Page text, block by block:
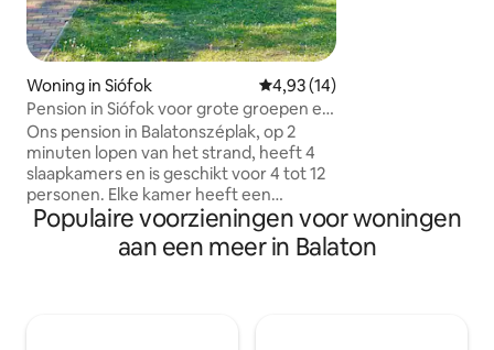
Woning in Siófok Gemiddelde beoordeling van
4,93 (14)
Pension in Siófok voor grote groepen en
gezinnen.
Ons pension in Balatonszéplak, op 2
minuten lopen van het strand, heeft 4
slaapkamers en is geschikt voor 4 tot 12
personen. Elke kamer heeft een
queensize bed en er staan 3
slaapbanken in de gemeenschappelijke
ruimtes. Op de omheinde binnenplaats
met een
Populaire voorzieningen voor woningen
aan een meer in Balaton